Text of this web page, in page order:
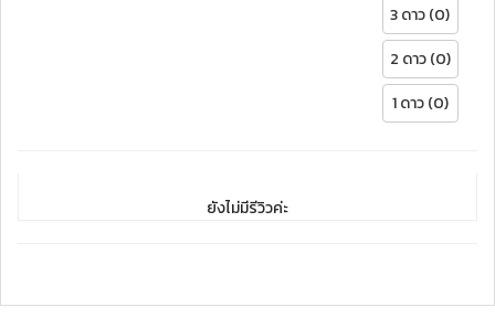
3 ดาว (0)
2 ดาว (0)
1 ดาว (0)
ยังไม่มีรีวิวค่ะ